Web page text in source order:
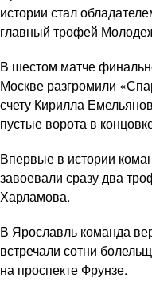
истории стал
главный трофей
В шестом матче
Москве разгромили
счету Кирилла
пустые ворота в
Впервые в истории
завоевали сразу два
Харламова.
В Ярославль команда
встречали сотни
на проспекте Фрунзе.